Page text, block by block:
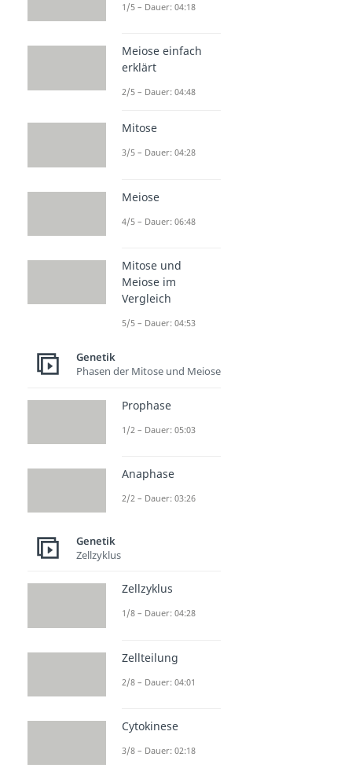
1/5 – Dauer: 04:18
Meiose einfach
erklärt
2/5 – Dauer: 04:48
Mitose
3/5 – Dauer: 04:28
Meiose
4/5 – Dauer: 06:48
Mitose und
Meiose im
Vergleich
5/5 – Dauer: 04:53
Genetik
Phasen der Mitose und Meiose
Prophase
1/2 – Dauer: 05:03
Anaphase
2/2 – Dauer: 03:26
Genetik
Zellzyklus
Zellzyklus
1/8 – Dauer: 04:28
Zellteilung
2/8 – Dauer: 04:01
Cytokinese
3/8 – Dauer: 02:18